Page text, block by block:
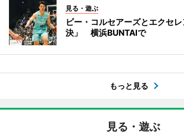
見る・遊ぶ
ビー・コルセアーズとエクセ
決」 横浜BUNTAIで
もっと見る
見る・遊ぶ